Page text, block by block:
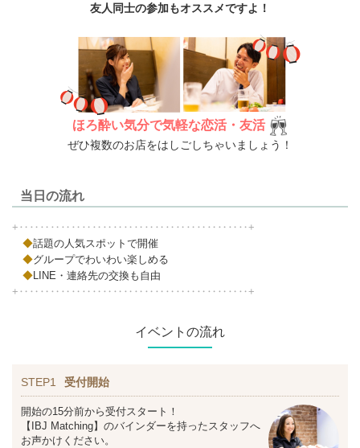
友人同士の参加もオススメですよ！
ほろ酔い気分で気軽な恋活・友活
ぜひ複数のお店をはしごしちゃいましょう！
当日の流れ
+‥‥‥‥‥‥‥‥‥‥‥‥‥‥‥‥‥‥‥‥‥‥+
◆話題の人気スポットで開催
◆グループでわいわい楽しめる
◆LINE・連絡先の交換も自由
+‥‥‥‥‥‥‥‥‥‥‥‥‥‥‥‥‥‥‥‥‥‥+
イベントの流れ
STEP1 受付開始
開始の15分前から受付スタート！
【IBJ Matching】のバインダーを持ったスタッフへ
お声かけください。